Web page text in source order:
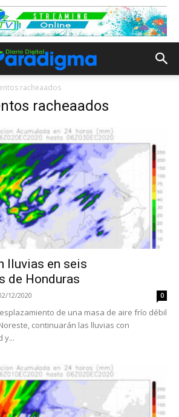
racheaados
racheaados
lluvias en seis
de Honduras
12/2020 0
de una masa de aire frío débil
continuarán las lluvias con
y...